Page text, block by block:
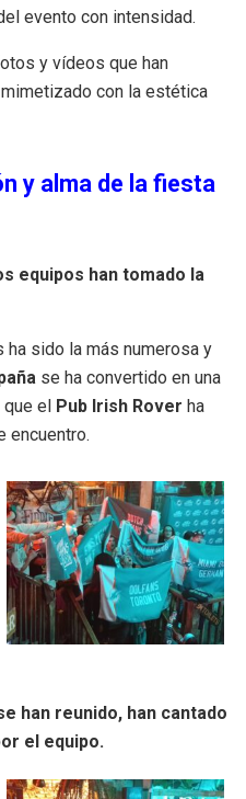
evento con intensidad.
y vídeos que han
con la estética
y alma de la fiesta
equipos han tomado la
sido la más numerosa y
se ha convertido en una
que el Pub Irish Rover ha
encuentro.
han reunido, han cantado
el equipo.